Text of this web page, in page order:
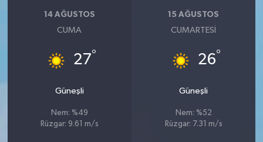
14 AĞUSTOS
CUMA
27°
Güneşli
Nem: %49
Rüzgar: 9.61 m/s
15 AĞUSTOS
CUMARTESI
26°
Güneşli
Nem: %52
Rüzgar: 7.31 m/s